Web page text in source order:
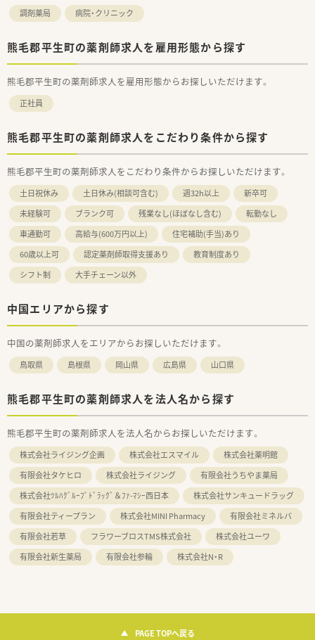
＜こんな方にもおすすめ＞
■福利厚生・教育体制が整っている会社で働きたい方
調剤薬局 病院・クリニック
熊毛郡平生町の薬剤師求人を雇用形態から探す
熊毛郡平生町の薬剤師求人を雇用形態からお探しいただけます。
正社員
熊毛郡平生町の薬剤師求人をこだわり条件から探す
熊毛郡平生町の薬剤師求人をこだわり条件からお探しいただけます。
土日祝休み 土日休み(相談可含む) 週32h以上
新卒可
未経験可
ブランク可 残業なし(ほぼなし含む)
転勤なし
車通勤可
高給与(600万円以上)
住宅補助(手当)あり
60歳以上可
認定薬剤師取得支援あり
教育制度あり
シフト制
大手チェーン以外
中国エリアから探す
中国の薬剤師求人をエリアからお探しいただけます。
鳥取県 島根県 岡山県 広島県 山口県
熊毛郡平生町の薬剤師求人を法人名から探す
熊毛郡平生町の薬剤師求人を法人名からお探しいただけます。
株式会社ライジング企画 株式会社エスマイル
株式会社薬明館
有限会社タケヒロ
株式会社ライジング
有限会社うちやま薬局
株式会社ﾂﾙﾊｸﾞﾙｰﾌﾟﾄﾞﾗｯｸﾞ＆ﾌｧ-ﾏｼｰ西日本
株式会社サンキュードラッグ
有限会社ティープラン
株式会社MINI Pharmacy
有限会社ミネルバ
有限会社若草
フラワーブロスTMS株式会社
株式会社ユーワ
有限会社新生薬局
有限会社参輪 株式会社N・R
PAGE TOPへ戻る